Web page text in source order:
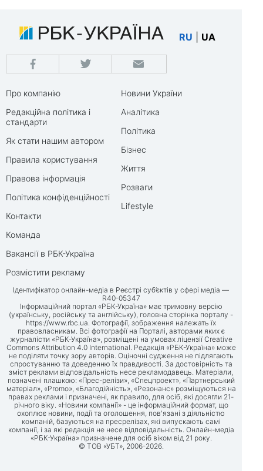
RU UA
Про компанію
Редакційна політика і
стандарти
Як стати нашим автором
Правила користування
Правова інформація
Політика конфіденційності
Контакти
Команда
Вакансії в РБК-Україна
Розмістити рекламу
Новини України
Аналітика
Політика
Бізнес
Життя
Розваги
Lifestyle
Ідентифікатор онлайн-медіа в Реєстрі суб’єктів у сфері медіа —
R40-05347
Інформаційний портал «РБК-Україна» має тримовну версію
(українську, російську та англійську), головна сторінка порталу -
https://www.rbc.ua . Фотографії, зображення належать їх
правовласникам. Всі фотографії на Порталі, авторами яких є
журналісти «РБК-Україна», розміщені на умовах ліцензії Creative
Commons Attribution 4.0 International. Редакція «РБК-Україна» може
не поділяти точку зору авторів. Оціночні судження не підлягають
спростуванню та доведенню їх правдивості. За достовірність та
зміст реклами відповідальність несе рекламодавець. Матеріали,
позначені плашкою: «Прес-релізи», «Спецпроект», «Партнерський
матеріал», «Promo», «Благодійність», «Резонанс» розміщуються на
правах реклами і призначені, як правило, для осіб, які досягли 21-
річного віку. «Новини компанії» - це інформаційний формат, що
охоплює новини, події та оголошення, пов'язані з діяльністю
компаній, базуються на пресрелізах, які випускають самі
компанії, і за які редакція не несе відповідальність. Онлайн-медіа
«РБК-Україна» призначене для осіб віком від 21 року.
© ТОВ «УБТ», 2006-2026.